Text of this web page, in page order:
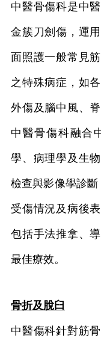
中醫骨傷科是中
金簇刀劍傷，運
面照護一般常見
之特殊病症，如
外傷及腦中風、
中醫骨傷科融合
學、病理學及生
檢查與影像學診斷
受傷情況及病後
包括手法推拿、
最佳療效。
骨折及脫臼
中醫傷科針對筋